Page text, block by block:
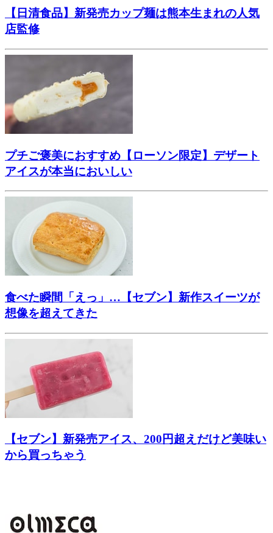
【日清食品】新発売カップ麺は熊本生まれの人気
店監修
プチご褒美におすすめ【ローソン限定】デザート
アイスが本当においしい
食べた瞬間「えっ」…【セブン】新作スイーツが
想像を超えてきた
【セブン】新発売アイス、200円超えだけど美味い
から買っちゃう